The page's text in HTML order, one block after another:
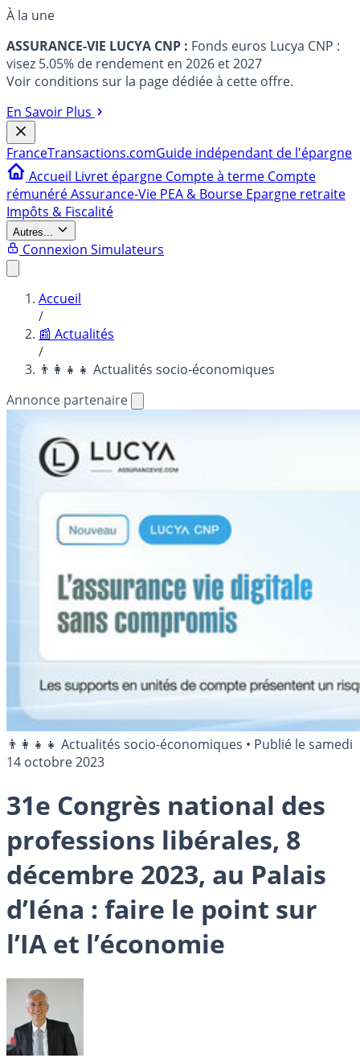
À la une
ASSURANCE-VIE LUCYA CNP : Fonds euros Lucya CNP :
visez 5.05% de rendement en 2026 et 2027
Voir conditions sur la page dédiée à cette offre.
En Savoir Plus
FranceTransactions.comGuide indépendant de l'épargne
Accueil Livret épargne Compte à terme Compte
rémunéréAssurance-Vie PEA & Bourse Epargne retraite
Impôts & Fiscalité
Autres...
Connexion Simulateurs
Accueil
/
📰 Actualités
/
👨‍👩‍👧‍👧 Actualités socio-économiques
Annonce partenaire
👨‍👩‍👧‍👧 Actualités socio-économiques • Publié lesamedi
14 octobre 2023
31e Congrès national des
professions libérales, 8
décembre 2023, au Palais
d’Iéna : faire le point sur
l’IA et l’économie